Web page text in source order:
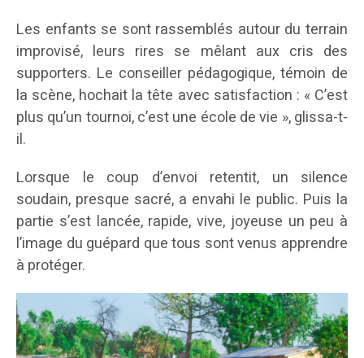
Les enfants se sont rassemblés autour du terrain
improvisé, leurs rires se mêlant aux cris des
supporters. Le conseiller pédagogique, témoin de
la scène, hochait la tête avec satisfaction : « C’est
plus qu’un tournoi, c’est une école de vie », glissa-t-
il.
Lorsque le coup d’envoi retentit, un silence
soudain, presque sacré, a envahi le public. Puis la
partie s’est lancée, rapide, vive, joyeuse un peu à
l’image du guépard que tous sont venus apprendre
à protéger.